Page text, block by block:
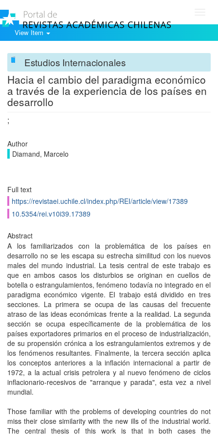
View Item
Estudios Internacionales
Hacia el cambio del paradigma económico
a través de la experiencia de los países en
desarrollo
;
Author
Diamand, Marcelo
Full text
https://revistaei.uchile.cl/index.php/REI/article/view/17389
10.5354/rei.v10i39.17389
Abstract
A los familiarizados con la problemática de los países en
desarrollo no se les escapa su estrecha similitud con los nuevos
males del mundo industrial. La tesis central de este trabajo es
que en ambos casos los disturbios se originan en cuellos de
botella o estrangulamientos, fenómeno todavía no integrado en el
paradigma económico vigente. EI trabajo está dividido en tres
secciones. La primera se ocupa de las causas del frecuente
atraso de las ideas económicas frente a Ia realidad. La segunda
sección se ocupa específicamente de la problemática de los
países exportadores primarios en el proceso de industrialización,
de su propensión crónica a los estrangulamientos extremos y de
los fenómenos resultantes. Finalmente, la tercera sección aplica
los conceptos anteriores a la inflación internacional a partir de
1972, a la actual crisis petrolera y al nuevo fenómeno de ciclos
inflacionario-recesivos de "arranque y parada", esta vez a nivel
mundial.
Those familiar with the problems of developing countries do not
miss their close similarity with the new ills of the industrial world.
The central thesis of this work is that in both cases the